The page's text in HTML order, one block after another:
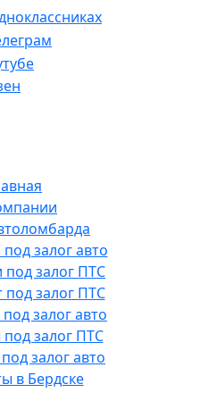
залог авто
под залог ПТС
под залог ПТС
залог авто
залог ПТС
залог авто
в Бердске